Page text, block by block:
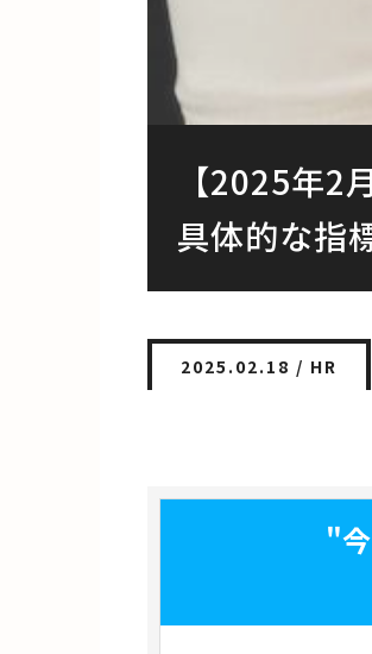
【2025年2
具体的な指
2025.02.18 / HR
"